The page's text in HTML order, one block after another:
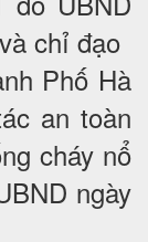
chỉ đạo
Phố Hà
an toàn
cháy nổ
ngày